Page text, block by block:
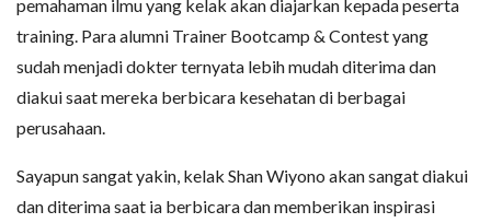
pemahaman ilmu yang kelak akan diajarkan kepada peserta
training. Para alumni Trainer Bootcamp & Contest yang
sudah menjadi dokter ternyata lebih mudah diterima dan
diakui saat mereka berbicara kesehatan di berbagai
perusahaan.
Sayapun sangat yakin, kelak Shan Wiyono akan sangat diakui
dan diterima saat ia berbicara dan memberikan inspirasi